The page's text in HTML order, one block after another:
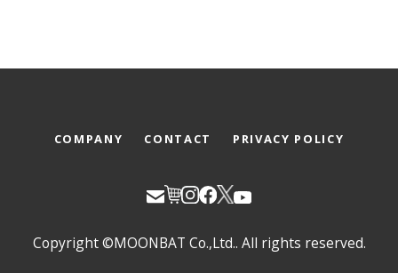
COMPANY CONTACT PRIVACY POLICY
Copyright ©MOONBAT Co.,Ltd.. All rights reserved.